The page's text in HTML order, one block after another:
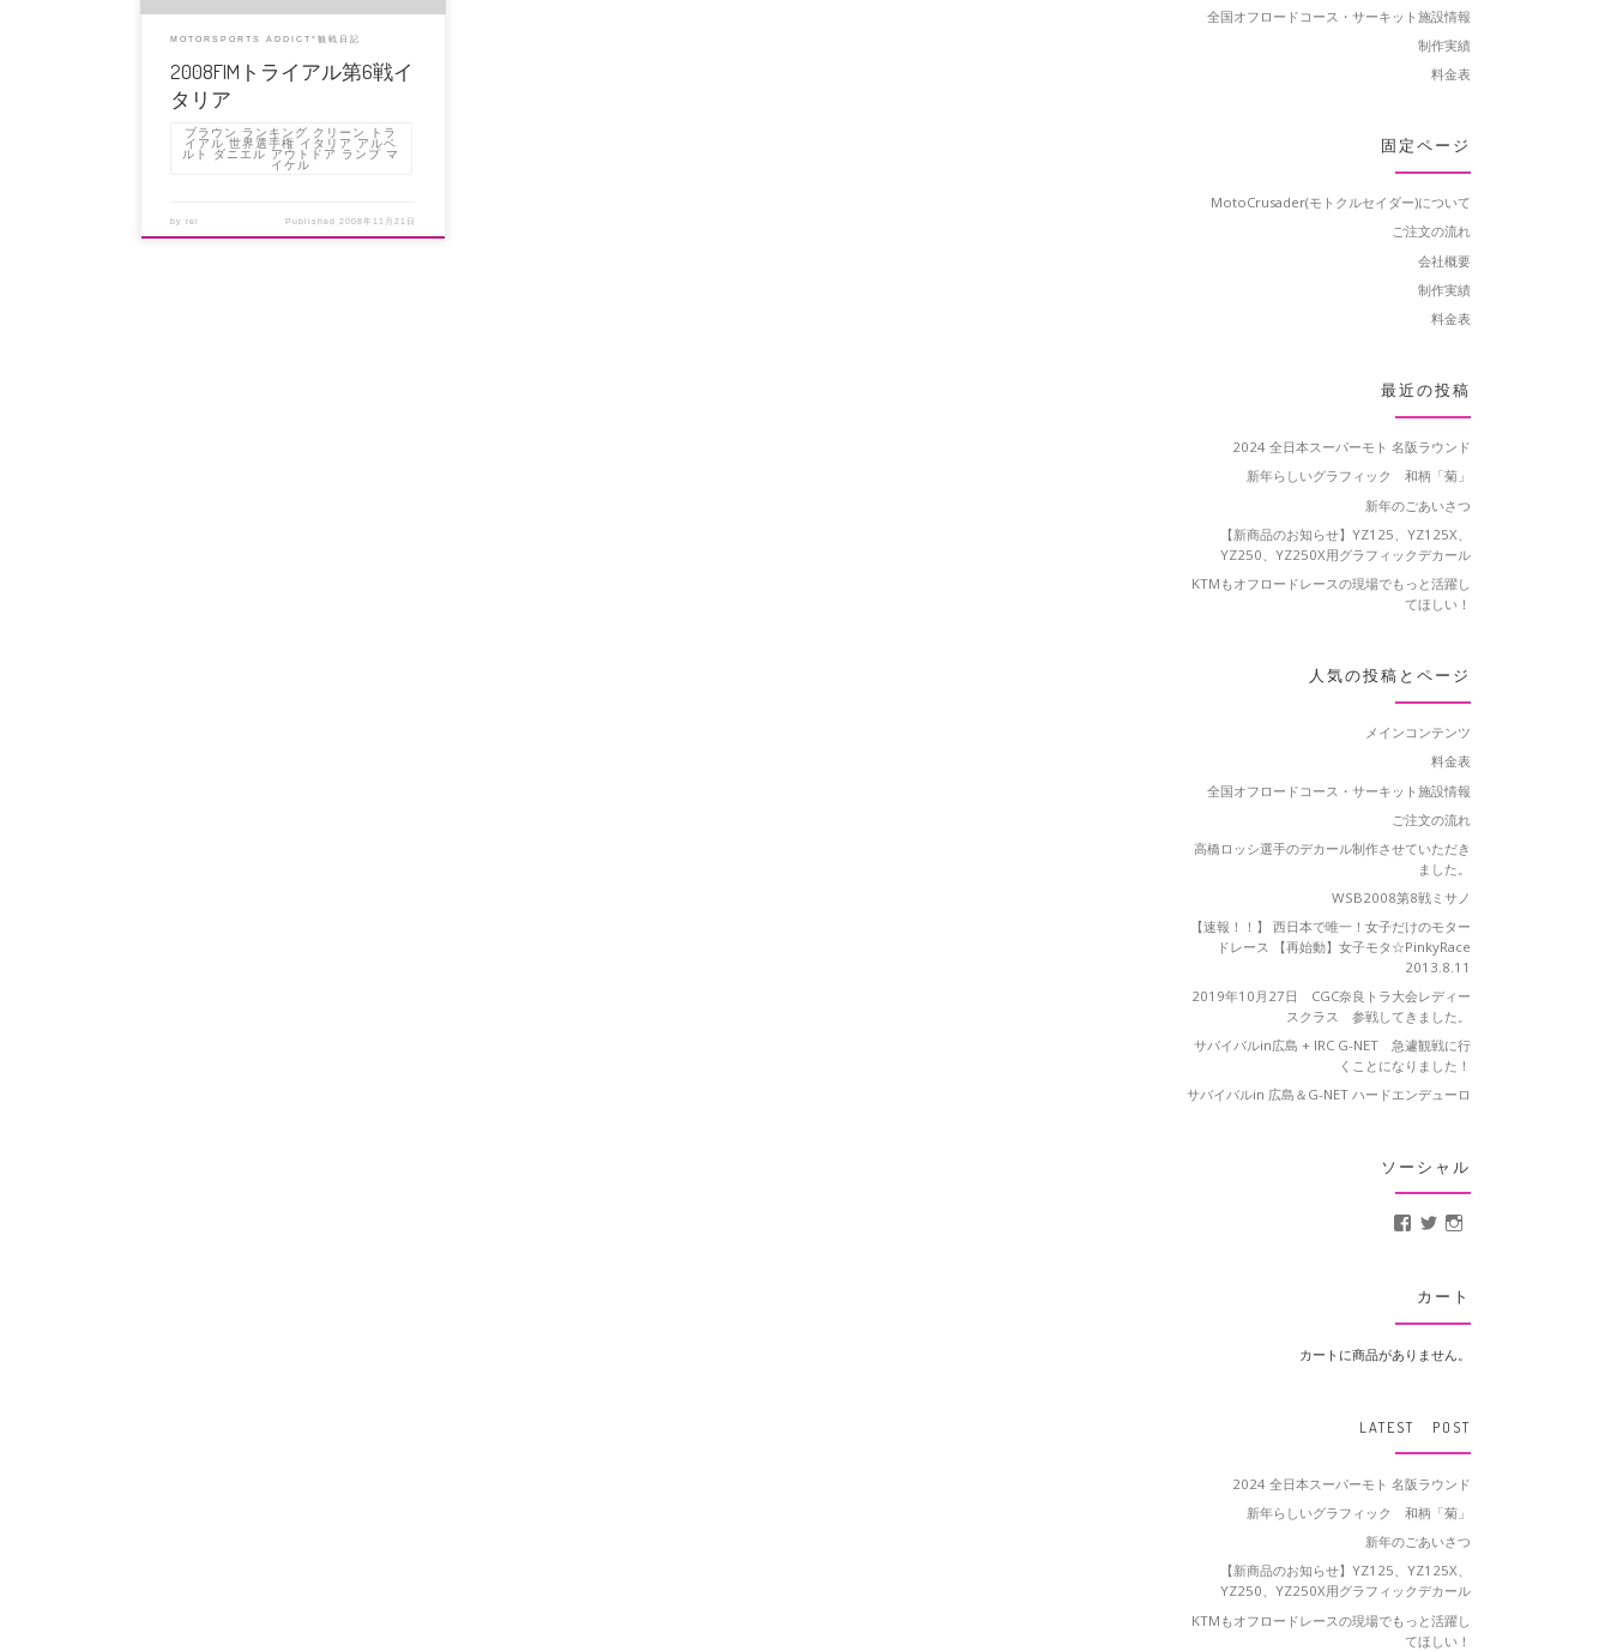
MOTORSPORTS ADDICT*観戦日記
2008FIMトライアル第6戦イ
タリア
ブラウン ランキング クリーン トラ
イアル 世界選手権 イタリア アルベ
ルト ダニエル アウトドア ランプ マ
イケル
byrei Published 2008年11月21日
全国オフロードコース・サーキット施設情報
制作実績
料金表
固定ページ
MotoCrusader(モトクルセイダー)について
ご注文の流れ
会社概要
制作実績
料金表
最近の投稿
2024 全日本スーパーモト 名阪ラウンド
新年らしいグラフィック 和柄「菊」
新年のごあいさつ
【新商品のお知らせ】YZ125、YZ125X、
YZ250、YZ250X用グラフィックデカール
KTMもオフロードレースの現場でもっと活躍し
てほしい！
人気の投稿とページ
メインコンテンツ
料金表
全国オフロードコース・サーキット施設情報
ご注文の流れ
高橋ロッシ選手のデカール制作させていただき
ました。
WSB2008第8戦ミサノ
【速報！！】 西日本で唯一！女子だけのモター
ドレース 【再始動】女子モタ☆PinkyRace
2013.8.11
2019年10月27日 CGC奈良トラ大会レディー
スクラス 参戦してきました。
サバイバルin広島 + IRC G-NET 急遽観戦に行
くことになりました！
サバイバルin 広島＆G-NET ハードエンデューロ
ソーシャル
MotoCrusader さんのプ
@MotoCrusader さ
カート
カートに商品がありません。
LATEST POST
2024 全日本スーパーモト 名阪ラウンド
新年らしいグラフィック 和柄「菊」
新年のごあいさつ
【新商品のお知らせ】YZ125、YZ125X、
YZ250、YZ250X用グラフィックデカール
KTMもオフロードレースの現場でもっと活躍し
てほしい！